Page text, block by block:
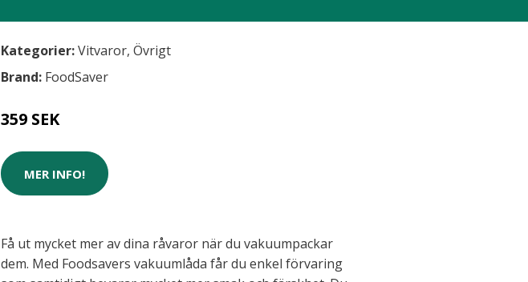
Kategorier:Vitvaror, Övrigt
Brand: FoodSaver
359 SEK
MER INFO!
Få ut mycket mer av dina råvaror när du vakuumpackar
dem. Med Foodsavers vakuumlåda får du enkel förvaring